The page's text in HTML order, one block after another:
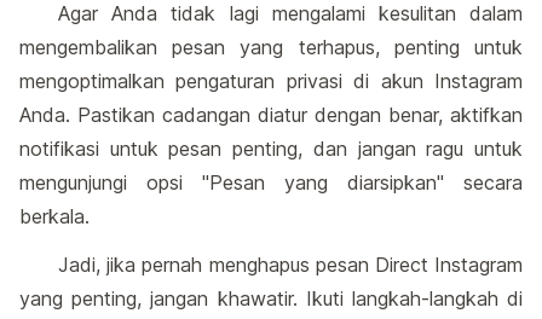
Agar Anda tidak lagi mengalami kesulitan dalam
mengembalikan pesan yang terhapus, penting untuk
mengoptimalkan pengaturan privasi di akun Instagram
Anda. Pastikan cadangan diatur dengan benar, aktifkan
notifikasi untuk pesan penting, dan jangan ragu untuk
mengunjungi opsi "Pesan yang diarsipkan" secara
berkala.
Jadi, jika pernah menghapus pesan Direct Instagram
yang penting, jangan khawatir. Ikuti langkah-langkah di